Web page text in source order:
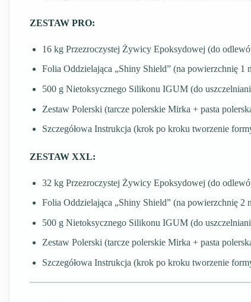
ZESTAW PRO:
16 kg Przezroczystej Żywicy Epoksydowej (do
Folia Oddzielająca „Shiny Shield” (na powierzchnię 1
500 g Nietoksycznego Silikonu IGUM (do
Zestaw Polerski (tarcze polerskie Mirka + pasta
Szczegółowa Instrukcja (krok po kroku tworzenie
ZESTAW XXL:
32 kg Przezroczystej Żywicy Epoksydowej (do
Folia Oddzielająca „Shiny Shield” (na powierzchnię 2
500 g Nietoksycznego Silikonu IGUM (do
Zestaw Polerski (tarcze polerskie Mirka + pasta
Szczegółowa Instrukcja (krok po kroku tworzenie